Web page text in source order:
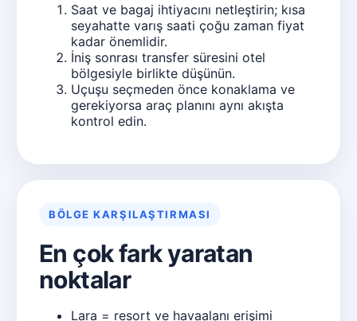
Saat ve bagaj ihtiyacını netleştirin; kısa
seyahatte varış saati çoğu zaman fiyat
kadar önemlidir.
İniş sonrası transfer süresini otel
bölgesiyle birlikte düşünün.
Uçuşu seçmeden önce konaklama ve
gerekiyorsa araç planını aynı akışta
kontrol edin.
BÖLGE KARŞILAŞTIRMASI
En çok fark yaratan
noktalar
Lara = resort ve havaalanı erişimi